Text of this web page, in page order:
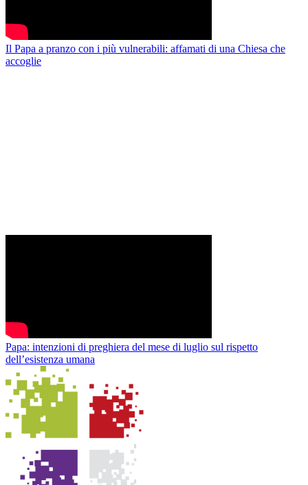
Il Papa a pranzo con i più vulnerabili: affamati di una Chiesa che
accoglie
Papa: intenzioni di preghiera del mese di luglio sul rispetto
dell’esistenza umana